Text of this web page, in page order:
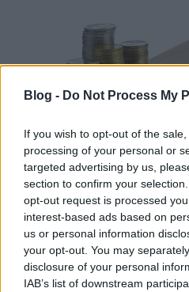
Blog - Do Not Process My
If you wish to opt-out of the
processing of your personal or
targeted advertising by us,
section to confirm your
opt-out request is processed
interest-based ads based on
us or personal information
your opt-out. You may
disclosure of your personal
IAB’s list of downstream
Te is utálod, hogy
Csökkentsd!
Mókuspolli •2018. március 05.
Ki ne szeretne csökkenteni
rezsiről van szó?
ebben adok egy-két